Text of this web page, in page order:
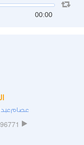
00:00
عصام عبد